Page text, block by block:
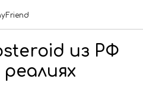
из РФ